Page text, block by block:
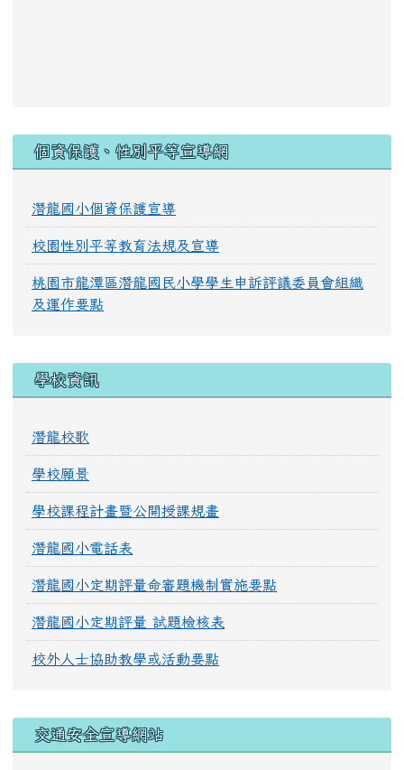
個資保護、性別平等宣導網
潛龍國小個資保護宣導
校園性別平等教育法規及宣導
桃園市龍潭區潛龍國民小學學生申訴評議委員會組織
及運作要點
學校資訊
潛龍校歌
學校願景
學校課程計畫暨公開授課規畫
潛龍國小電話表
潛龍國小定期評量命審題機制實施要點
潛龍國小定期評量 試題檢核表
校外人士協助教學或活動要點
交通安全宣導網站